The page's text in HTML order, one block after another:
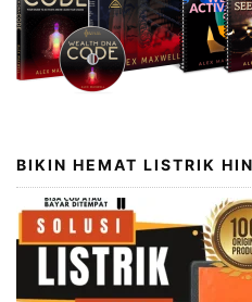
BIKIN HEMAT LISTRIK